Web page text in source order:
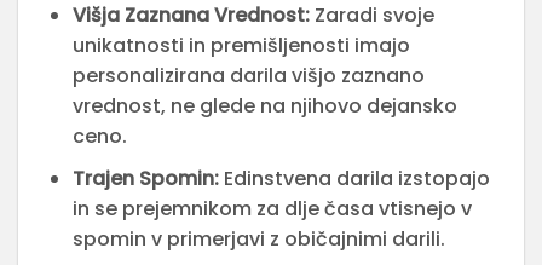
Višja Zaznana Vrednost:Zaradi svoje
unikatnosti in premišljenosti imajo
personalizirana darila višjo zaznano
vrednost, ne glede na njihovo dejansko
ceno.
Trajen Spomin:Edinstvena darila izstopajo
in se prejemnikom za dlje časa vtisnejo v
spomin v primerjavi z običajnimi darili.